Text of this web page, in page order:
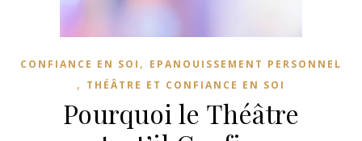
CONFIANCE EN SOI , EPANOUISSEMENT PERSONNEL
, THÉÂTRE ET CONFIANCE EN SOI
Pourquoi le Théâtre